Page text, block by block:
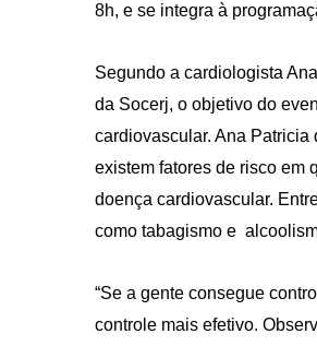
8h, e se integra à
Segundo a cardiologista
da Socerj, o objetivo do
cardiovascular. Ana
existem fatores de risco em
doença cardiovascular.
como tabagismo e
“Se a gente consegue
controle mais efetivo.